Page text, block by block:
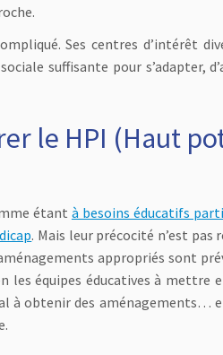
Ses centres d’intérêt
suffisante pour s’adapter,
le HPI (Haut
étant à besoins éducatifs
. Mais leur précocité n’est
appropriés sont
les équipes éducatives à mettre
à obtenir des aménagements…